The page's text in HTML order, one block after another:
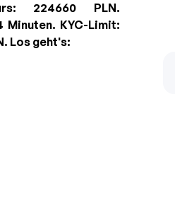
224660 PLN.
Minuten. KYC-Limit:
. Los geht's: